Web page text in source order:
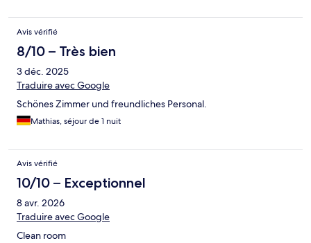
Avis vérifié
8/10 – Très bien
3 déc. 2025
Traduire avec Google
Schönes Zimmer und freundliches Personal.
Mathias, séjour de 1 nuit
Avis vérifié
10/10 – Exceptionnel
8 avr. 2026
Traduire avec Google
Clean room